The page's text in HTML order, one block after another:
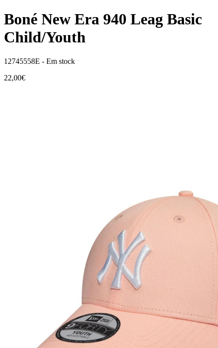
Boné New Era 940 Leag Basic
Child/Youth
12745558E - Em stock
22,00€